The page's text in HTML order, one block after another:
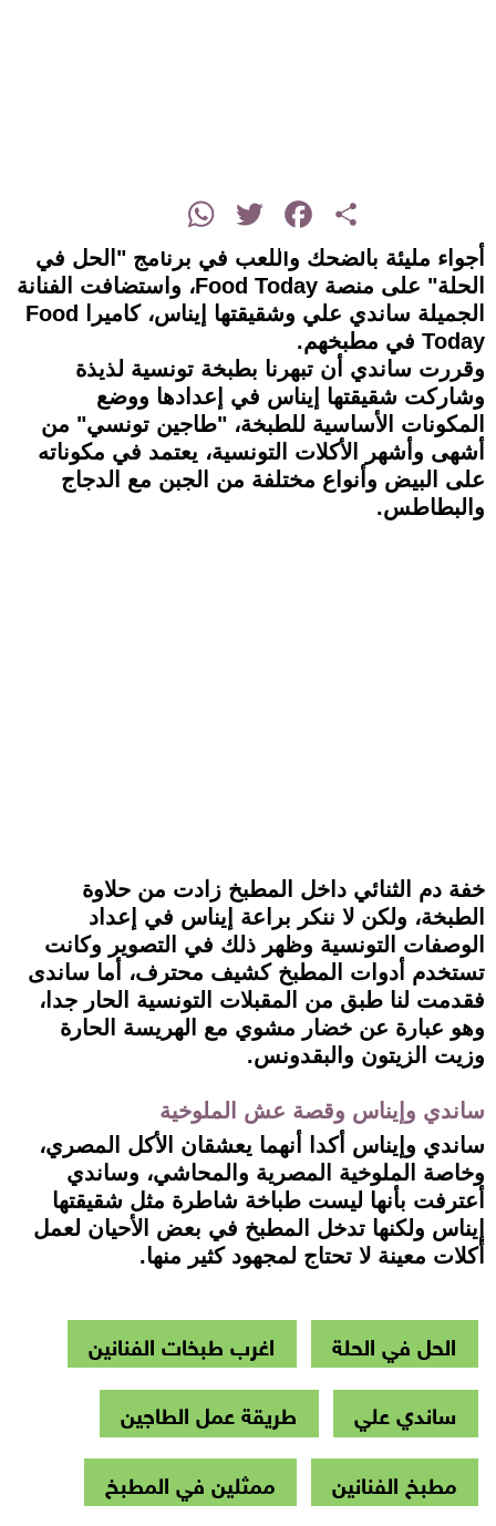
Share
Facebook
Twitter
WhatsApp
أجواء مليئة بالضحك واللعب في برنامج "الحل في
الحلة" على منصة Food Today، واستضافت الفنانة
الجميلة ساندي علي وشقيقتها إيناس، كاميرا Food
Today في مطبخهم.
وقررت ساندي أن تبهرنا بطبخة تونسية لذيذة
وشاركت شقيقتها إيناس في إعدادها ووضع
المكونات الأساسية للطبخة، "طاجين تونسي" من
أشهى وأشهر الأكلات التونسية، يعتمد في مكوناته
على البيض وأنواع مختلفة من الجبن مع الدجاج
والبطاطس.
خفة دم الثنائي داخل المطبخ زادت من حلاوة
الطبخة، ولكن لا ننكر براعة إيناس في إعداد
الوصفات التونسية وظهر ذلك في التصوير وكانت
تستخدم أدوات المطبخ كشيف محترف، أما ساندى
فقدمت لنا طبق من المقبلات التونسية الحار جدا،
وهو عبارة عن خضار مشوي مع الهريسة الحارة
وزيت الزيتون والبقدونس.
ساندي وإيناس وقصة عش الملوخية
ساندي وإيناس أكدا أنهما يعشقان الأكل المصري،
وخاصة الملوخية المصرية والمحاشي، وساندي
أعترفت بأنها ليست طباخة شاطرة مثل شقيقتها
إيناس ولكنها تدخل المطبخ في بعض الأحيان لعمل
أكلات معينة لا تحتاج لمجهود كثير منها.
الحل في الحلة
اغرب طبخات الفنانين
ساندي علي
طريقة عمل الطاجين
مطبخ الفنانين
ممثلين في المطبخ